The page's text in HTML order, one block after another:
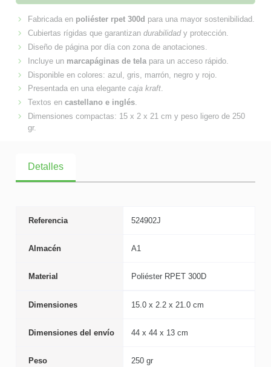
Fabricada en poliéster rpet 300d para una mayor sostenibilidad.
Cubiertas rígidas que garantizan durabilidady protección.
Diseño de página por día con zona de anotaciones.
Incluye un marcapáginas de telapara un acceso rápido.
Disponible en colores: azul, gris, marrón, negro y rojo.
Presentada en una elegante caja kraft.
Textos en castellano e inglés.
Dimensiones compactas: 15 x 2 x 21 cm y peso ligero de 250
gr.
Detalles
Referencia 524902J
Almacén A1
Material Poliéster RPET 300D
Dimensiones 15.0 x 2.2 x 21.0 cm
Dimensiones del envío 44 x 44 x 13 cm
Peso 250 gr